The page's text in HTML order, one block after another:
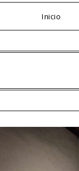
Inicio